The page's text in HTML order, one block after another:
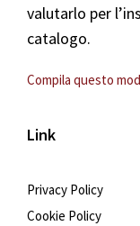
valutarlo per
catalogo.
Compila questo
Link
Privacy Policy
Cookie Policy